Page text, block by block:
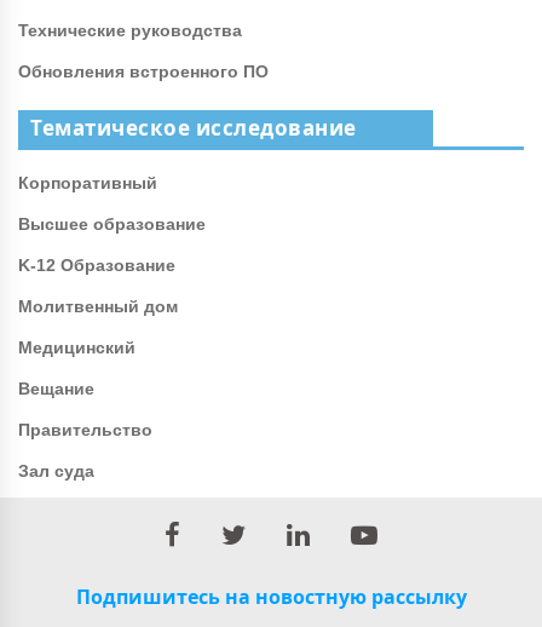
Технические руководства
Обновления встроенного ПО
Тематическое исследование
Корпоративный
Высшее образование
K-12 Образование
Молитвенный дом
Медицинский
Вещание
Правительство
Зал суда
Подпишитесь на новостную рассылку